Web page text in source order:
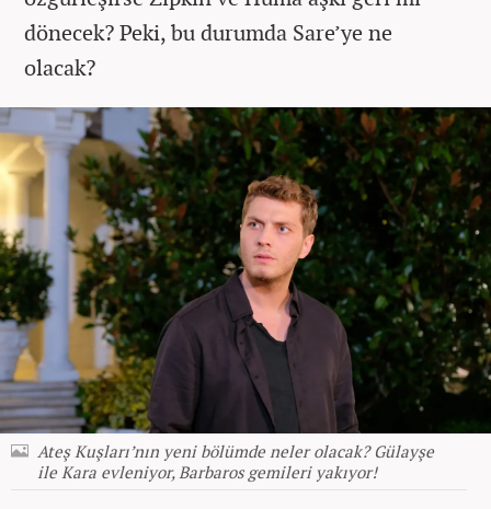
dönecek? Peki, bu durumda Sare’ye ne
olacak?
Ateş Kuşları’nın yeni bölümde neler olacak? Gülayşe
ile Kara evleniyor, Barbaros gemileri yakıyor!